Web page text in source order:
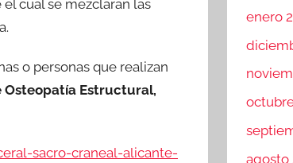
cual se mezclaran las
o personas que realizan
Osteopatía Estructural,
sacro-craneal-alicante-
enero
agosto